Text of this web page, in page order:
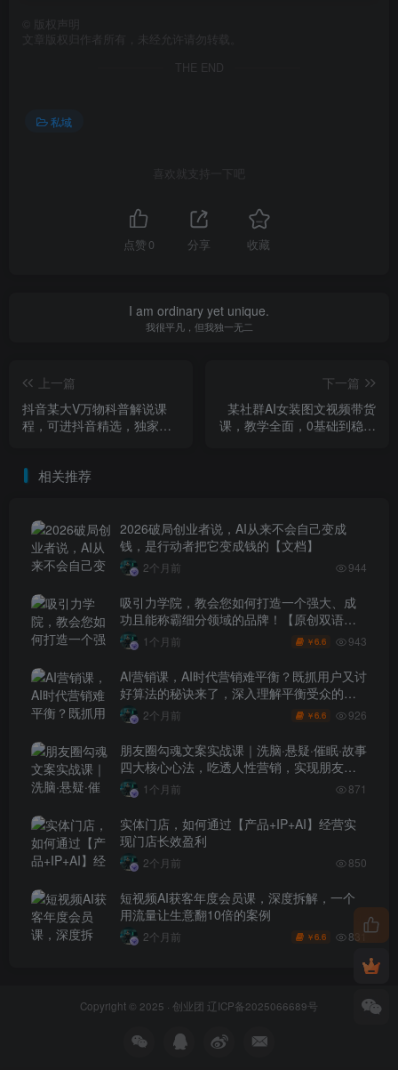
版权声明
文章版权归作者所有，未经允许请勿转载。
THE END
私域
喜欢就支持一下吧
点赞 0 分享 收藏
I am ordinary yet unique.
我很平凡，但我独一无二
上一篇
抖音某大V万物科普解说课
程，可进抖音精选，独家内
下一篇
某社群AI女装图文视频带货
课，教学全面，0基础到稳定
相关推荐
2026破局创业者说，AI从来不会自己变成
钱，是行动者把它变成钱的【文档】
2个月前 944
吸引力学院，教会您如何打造一个强大、成
功且能称霸细分领域的品牌！【原创双语字
幕】 1个月前 ￥6.6 943
AI营销课，AI时代营销难平衡？既抓用户又讨
好算法的秘诀来了，深入理解平衡受众的需
求【原创双语字幕】
2个月前 ￥6.6 926
朋友圈勾魂文案实战课｜洗脑·悬疑·催眠·故事
四大核心心法，吃透人性营销，实现朋友圈
不销而售被动成交
1个月前 871
实体门店，如何通过【产品+IP+AI】经营实
现门店长效盈利
2个月前 850
短视频AI获客年度会员课，深度拆解，一个
用流量让生意翻10倍的案例
2个月前 ￥6.6 831
Copyright © 2025 · 创业团 辽ICP备2025066689号